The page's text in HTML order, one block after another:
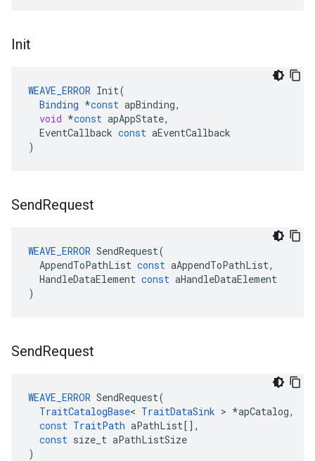
Init
WEAVE_ERROR Init(
Binding *const apBinding,
void *const apAppState,
EventCallback const aEventCallback
)
SendRequest
WEAVE_ERROR SendRequest(
AppendToPathList const aAppendToPathList,
HandleDataElement const aHandleDataElement
)
SendRequest
WEAVE_ERROR SendRequest(
TraitCatalogBase< TraitDataSink > *apCatalog,
const TraitPath aPathList[],
const size_t aPathListSize
)